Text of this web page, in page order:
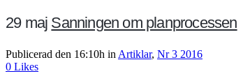
29 maj Sanningen om planprocessen
Publicerad den 16:10h in Artiklar, Nr 3 2016
0 Likes